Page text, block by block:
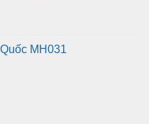
MH031